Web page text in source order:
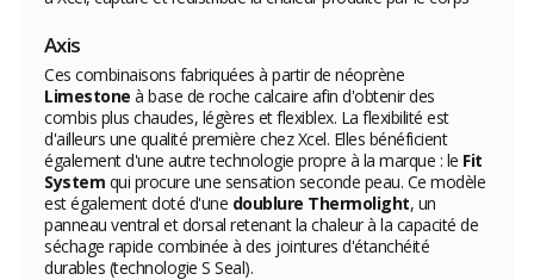
Axis
Ces combinaisons fabriquées à partir de néoprène
Limestone à base de roche calcaire afin d'obtenir des
combis plus chaudes, légères et flexiblex. La flexibilité est
d'ailleurs une qualité première chez Xcel. Elles bénéficient
également d'une autre technologie propre à la marque : le Fit
System qui procure une sensation seconde peau. Ce modèle
est également doté d'une doublure Thermolight, un
panneau ventral et dorsal retenant la chaleur à la capacité de
séchage rapide combinée à des jointures d'étanchéité
durables (technologie S Seal).